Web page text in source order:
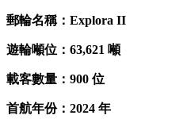
郵輪名稱：Explora II
遊輪噸位：63,621 噸
載客數量：900 位
首航年份：2024 年